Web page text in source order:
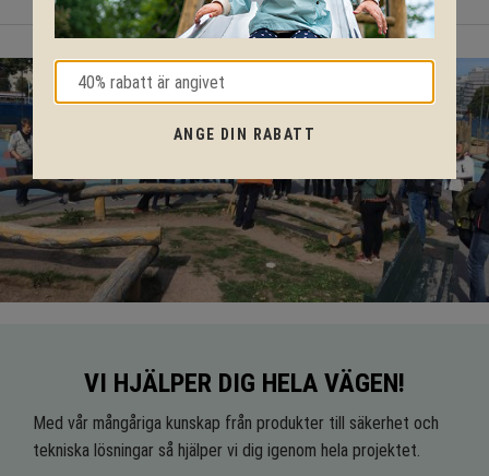
VI HJÄLPER DIG HELA VÄGEN!
Med vår mångåriga kunskap från produkter till säkerhet och
tekniska lösningar så hjälper vi dig igenom hela projektet.
ANGE DIN RABATT